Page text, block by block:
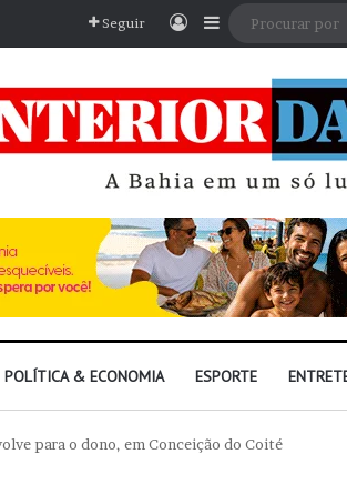
Seguir EntrarBarra Lateral
POLÍTICA & ECONOMIA ESPORTE
para o dono, em Conceição do Coité